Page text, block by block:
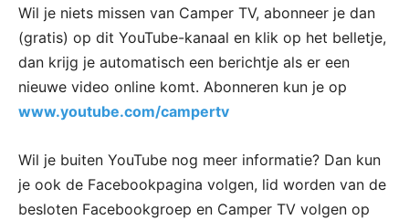
Wil je niets missen van Camper TV, abonneer je dan
(gratis) op dit YouTube-kanaal en klik op het belletje,
dan krijg je automatisch een berichtje als er een
nieuwe video online komt. Abonneren kun je op
www.youtube.com/campertv
Wil je buiten YouTube nog meer informatie? Dan kun
je ook de Facebookpagina volgen, lid worden van de
besloten Facebookgroep en Camper TV volgen op